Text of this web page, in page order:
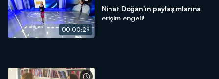
00:00:29
Nihat Doğan'ın paylaşımlarına
erişim engeli!